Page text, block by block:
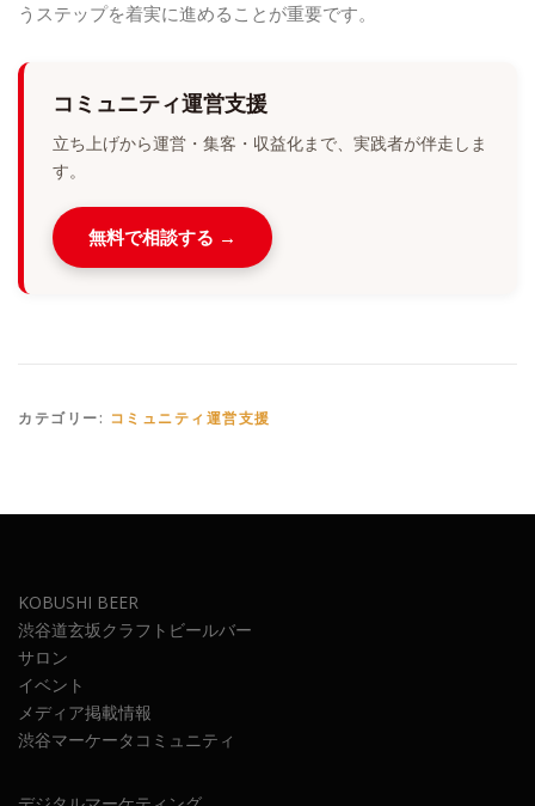
うステップを着実に進めることが重要です。
コミュニティ運営支援
立ち上げから運営・集客・収益化まで、実践者が伴走しま
す。
無料で相談する →
カテゴリー: コミュニティ運営支援
KOBUSHI BEER
渋谷道玄坂クラフトビールバー
サロン
イベント
メディア掲載情報
渋谷マーケータコミュニティ